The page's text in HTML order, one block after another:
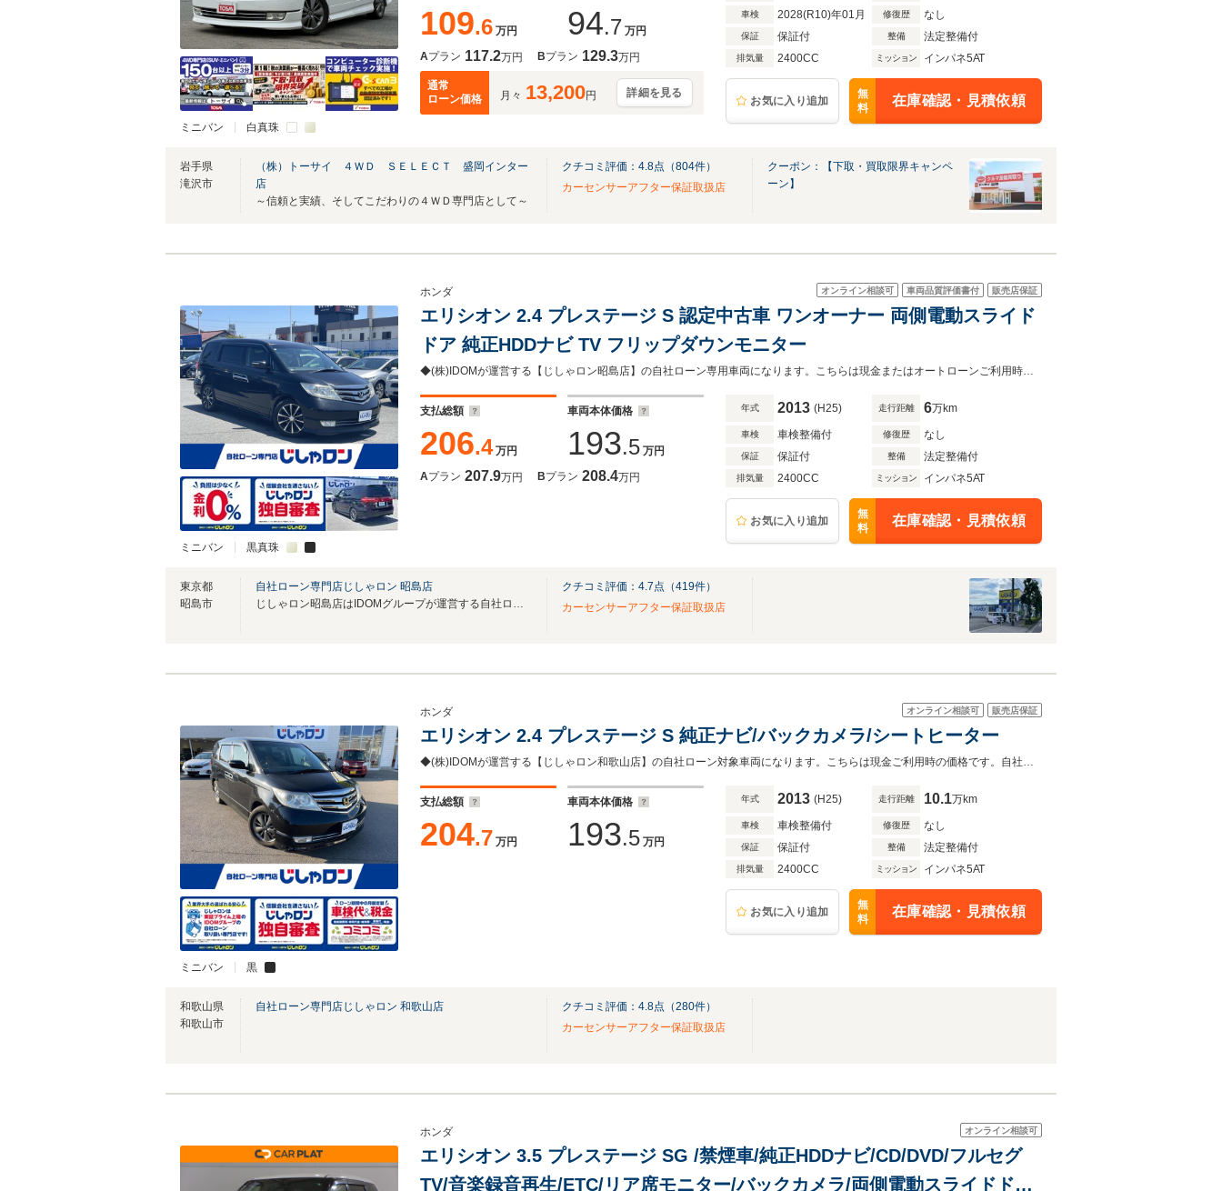
ミニバン 白真珠
109.6 万円 94.7 万円
Aプラン 117.2万円 Bプラン 129.3万円
通常
ローン価格
月々 13,200円 詳細を見る
車検 2028(R10)年01月 修復歴 なし
保証 保証付 整備 法定整備付
排気量 2400CC ミッション インパネ5AT
お気に入り追加
無
料
在庫確認・見積依頼
岩手県
滝沢市
（株）トーサイ ４ＷＤ ＳＥＬＥＣＴ 盛岡インター
店
～信頼と実績、そしてこだわりの４ＷＤ専門店として～
クチコミ評価： 4.8点（804件）
カーセンサーアフター保証取扱店
クーポン：【下取・買取限界キャンペ
ーン】
ミニバン 黒真珠
オンライン相談可 車両品質評価書付 販売店保証
ホンダ
エリシオン 2.4 プレステージ S 認定中古車 ワンオーナー 両側電動スライド
ドア 純正HDDナビ TV フリップダウンモニター
◆(株)IDOMが運営する【じしゃロン昭島店】の自社ローン専用車両になります。こちらは現金またはオートローンご利用時の価格です。自社ローンご希望の方は別途その旨お申付け下さい◆☆
支払総額
206.4 万円
車両本体価格
193.5 万円
Aプラン 207.9万円 Bプラン 208.4万円
年式 2013 (H25) 走行距離 6万km
車検 車検整備付 修復歴 なし
保証 保証付 整備 法定整備付
排気量 2400CC ミッション インパネ5AT
お気に入り追加
無
料
在庫確認・見積依頼
東京都
昭島市
自社ローン専門店じしゃロン 昭島店
じしゃロン昭島店はIDOMグループが運営する自社ローン専門店です
クチコミ評価： 4.7点（419件）
カーセンサーアフター保証取扱店
ミニバン 黒
オンライン相談可 販売店保証
ホンダ
エリシオン 2.4 プレステージ S 純正ナビ/バックカメラ/シートヒーター
◆(株)IDOMが運営する【じしゃロン和歌山店】の自社ローン対象車両になります。こちらは現金ご利用時の価格です。自社ローンご希望の方は別途その旨お申付け下さい。◆☆純正ナビ/CD/DV
支払総額
204.7 万円
車両本体価格
193.5 万円
年式 2013 (H25) 走行距離 10.1万km
車検 車検整備付 修復歴 なし
保証 保証付 整備 法定整備付
排気量 2400CC ミッション インパネ5AT
お気に入り追加
無
料
在庫確認・見積依頼
和歌山県
和歌山市
自社ローン専門店じしゃロン 和歌山店 クチコミ評価： 4.8点（280件）
カーセンサーアフター保証取扱店
オンライン相談可
ホンダ
エリシオン 3.5 プレステージ SG /禁煙車/純正HDDナビ/CD/DVD/フルセグ
TV/音楽録音再生/ETC/リア席モニター/バックカメラ/両側電動スライドドア/